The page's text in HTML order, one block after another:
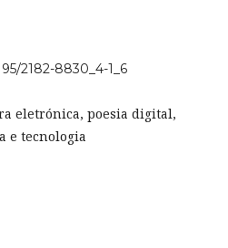
2182-8830_4-1_6
eletrónica, poesia digital,
e tecnologia